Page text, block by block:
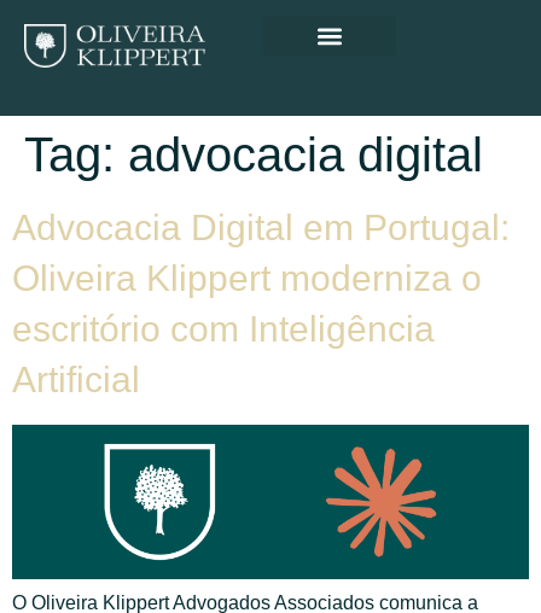
Tag: advocacia digital
Advocacia Digital em Portugal:
Oliveira Klippert moderniza o
escritório com Inteligência
Artificial
O Oliveira Klippert Advogados Associados comunica a